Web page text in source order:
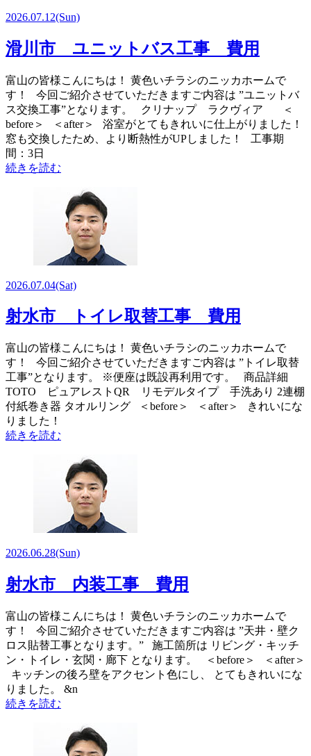
2026.07.12(Sun)
滑川市 ユニットバス工事 費用
富山の皆様こんにちは！ 黄色いチラシのニッカホームで
す！ 今回ご紹介させていただきますご内容は ”ユニットバ
ス交換工事”となります。 クリナップ ラクヴィア ＜
before＞ ＜after＞ 浴室がとてもきれいに仕上がりました！
窓も交換したため、より断熱性がUPしました！ 工事期
間：3日
続きを読む
2026.07.04(Sat)
射水市 トイレ取替工事 費用
富山の皆様こんにちは！ 黄色いチラシのニッカホームで
す！ 今回ご紹介させていただきますご内容は ”トイレ取替
工事”となります。 ※便座は既設再利用です。 商品詳細
TOTO ピュアレストQR リモデルタイプ 手洗あり 2連棚
付紙巻き器 タオルリング ＜before＞ ＜after＞ きれいにな
りました！
続きを読む
2026.06.28(Sun)
射水市 内装工事 費用
富山の皆様こんにちは！ 黄色いチラシのニッカホームで
す！ 今回ご紹介させていただきますご内容は ”天井・壁ク
ロス貼替工事となります。” 施工箇所は リビング・キッチ
ン・トイレ・玄関・廊下 となります。 ＜before＞ ＜after＞
キッチンの後ろ壁をアクセント色にし、 とてもきれいにな
りました。 &n
続きを読む